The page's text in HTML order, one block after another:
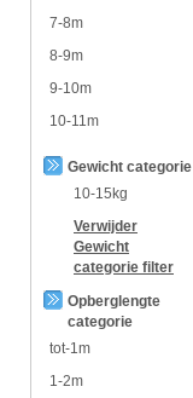
7-8m
8-9m
9-10m
10-11m
Gewicht categorie
10-15kg
Verwijder
Gewicht
categorie filter
Opberglengte
categorie
tot-1m
1-2m